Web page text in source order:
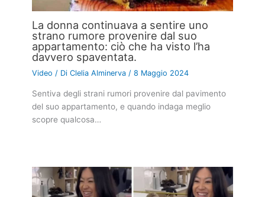
La donna continuava a sentire uno
strano rumore provenire dal suo
appartamento: ciò che ha visto l’ha
davvero spaventata.
Video / DiClelia Alminerva /8 Maggio 2024
Sentiva degli strani rumori provenire dal pavimento
del suo appartamento, e quando indaga meglio
scopre qualcosa…